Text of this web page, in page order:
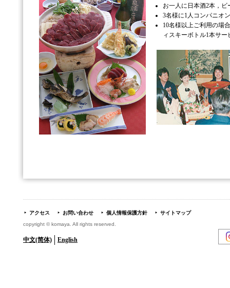
お一人に日本酒2本，ビ
3名様に1人コンパニオ
10名様以上ご利用の場
ィスキーボトル1本サー
アクセス お問い合わせ 個人情報保護方針
サイトマップ
copyright © komaya. All rights reserved.
中文(简体) English